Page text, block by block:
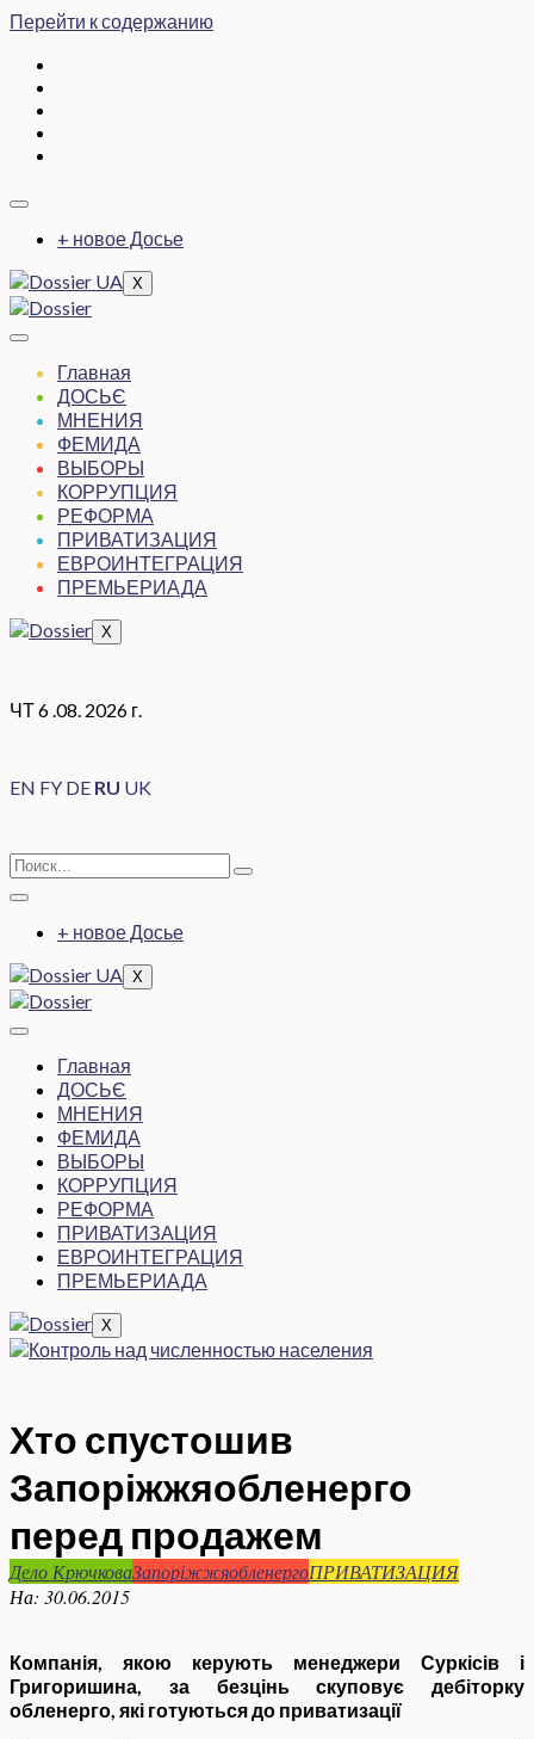
Перейти к содержанию
+ новое Досье
X
Главная
ДОСЬЄ
МНЕНИЯ
ФЕМИДА
ВЫБОРЫ
КОРРУПЦИЯ
РЕФОРМА
ПРИВАТИЗАЦИЯ
ЕВРОИНТЕГРАЦИЯ
ПРЕМЬЕРИАДА
X
ЧТ 6 .08. 2026 г.
EN FY DE RU UK
+ новое Досье
X
Главная
ДОСЬЄ
МНЕНИЯ
ФЕМИДА
ВЫБОРЫ
КОРРУПЦИЯ
РЕФОРМА
ПРИВАТИЗАЦИЯ
ЕВРОИНТЕГРАЦИЯ
ПРЕМЬЕРИАДА
X
Хто спустошив
Запоріжжяобленерго
перед продажем
Дело КрючковаЗапоріжжяобленергоПРИВАТИЗАЦИЯ
На: 30.06.2015
Компанія, якою керують менеджери Суркісів і
Григоришина, за безцінь скуповує дебіторку
обленерго, які готуються до приватизації